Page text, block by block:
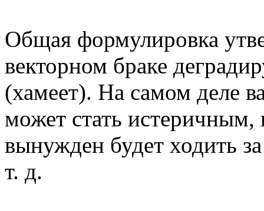
Общая формулировка
векторном браке
(хамеет). На самом деле
может стать
вынужден будет ходить
т. д.